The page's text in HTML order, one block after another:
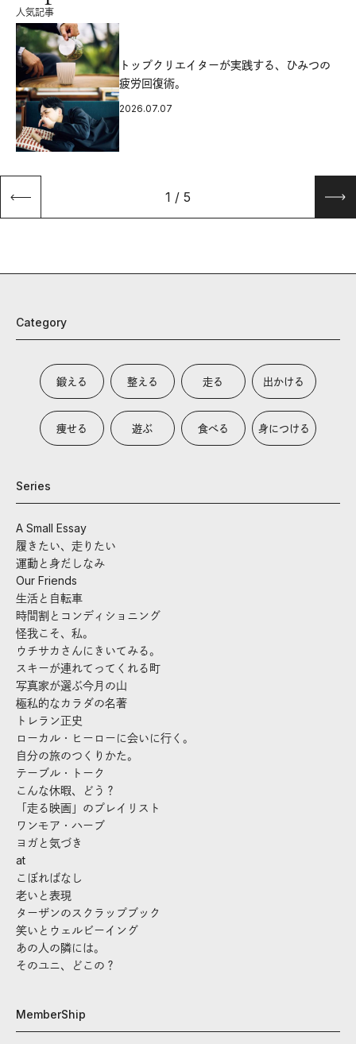
人気記事
トップクリエイターが実践する、ひみつの
疲労回復術。
2026.07.07
1 / 5
Category
鍛える 整える 走る 出かける
痩せる 遊ぶ 食べる 身につける
Series
A Small Essay
履きたい、走りたい
運動と身だしなみ
Our Friends
生活と自転車
時間割とコンディショニング
怪我こそ、私。
ウチサカさんにきいてみる。
スキーが連れてってくれる町
写真家が選ぶ今月の山
極私的なカラダの名著
トレラン正史
ローカル・ヒーローに会いに行く。
自分の旅のつくりかた。
テーブル・トーク
こんな休暇、どう？
「走る映画」のプレイリスト
ワンモア・ハーブ
ヨガと気づき
at
こぼればなし
老いと表現
ターザンのスクラップブック
笑いとウェルビーイング
あの人の隣には。
そのユニ、どこの？
MemberShip